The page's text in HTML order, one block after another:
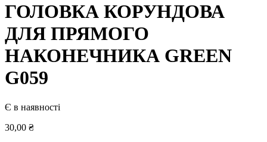
ГОЛОВКА КОРУНДОВА
ДЛЯ ПРЯМОГО
НАКОНЕЧНИКА GREEN
G059
Є в наявності
30,00 ₴